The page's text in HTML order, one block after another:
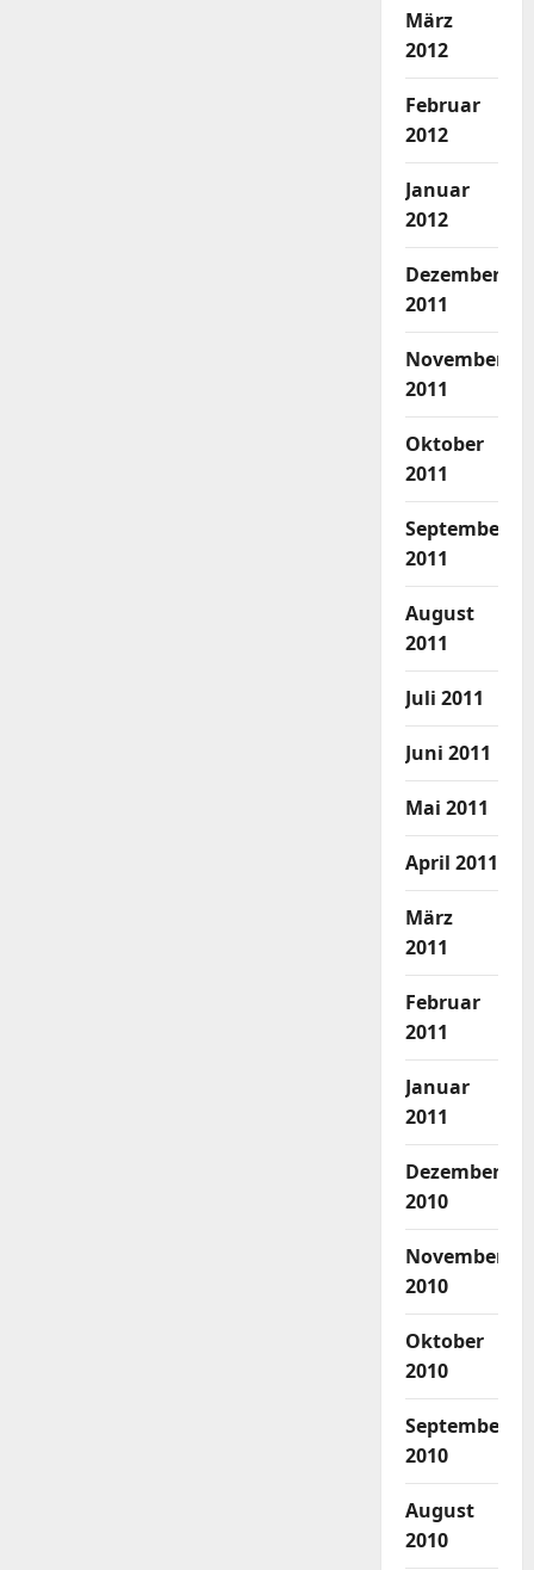
März
2012
Februar
2012
Januar
2012
Dezember
2011
November
2011
Oktober
2011
September
2011
August
2011
Juli 2011
Juni 2011
Mai 2011
April 2011
März
2011
Februar
2011
Januar
2011
Dezember
2010
November
2010
Oktober
2010
September
2010
August
2010